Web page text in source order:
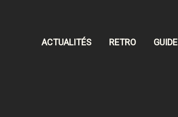
ACTUALITÉS RETRO GUIDE